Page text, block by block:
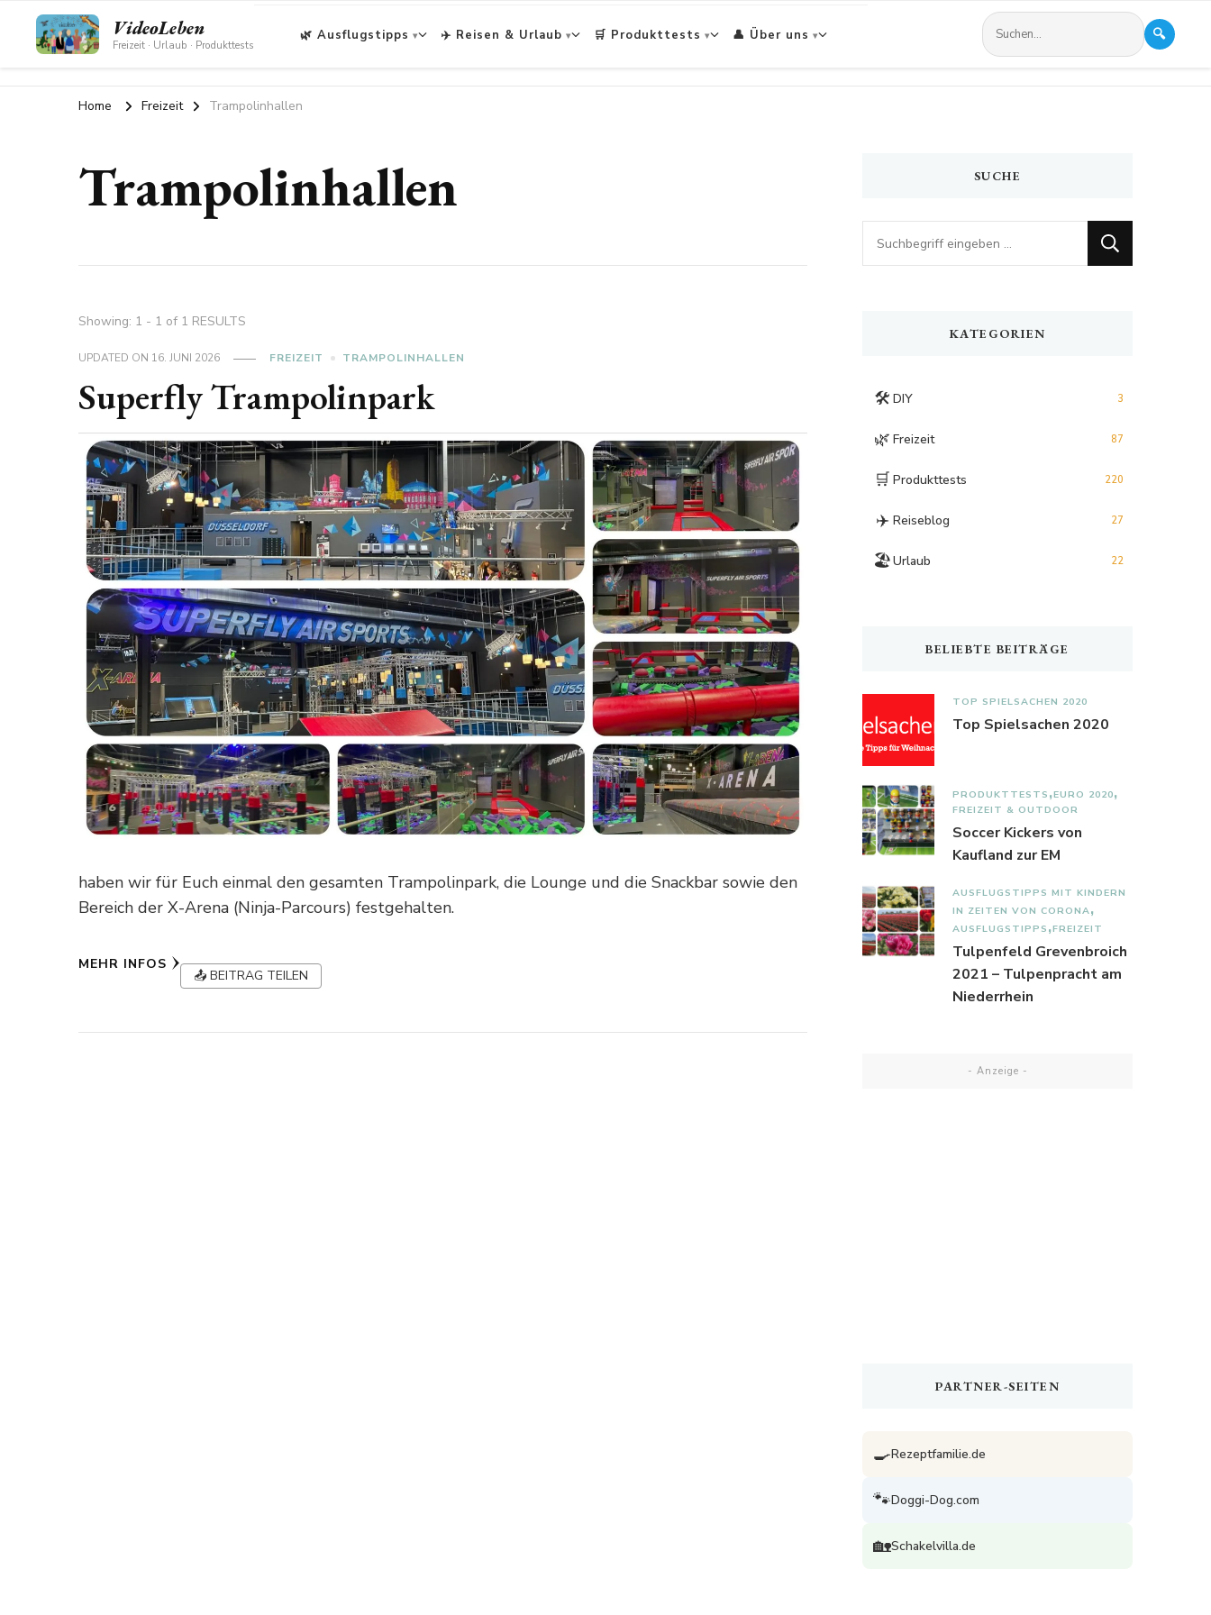
VideoLeben
Freizeit · Urlaub · Produkttests
🌿 Ausflugstipps ✈️ Reisen & Urlaub 🛒 Produkttests 👤 Über uns 🔍
Home Freizeit Trampolinhallen
Trampolinhallen
Showing: 1 - 1 of 1 RESULTS
UPDATED ON 16. JUNI 2026 FREIZEIT TRAMPOLINHALLEN
Superfly Trampolinpark
haben wir für Euch einmal den gesamten Trampolinpark, die Lounge und die Snackbar sowie den
Bereich der X-Arena (Ninja-Parcours) festgehalten.
MEHR INFOS
📤 BEITRAG TEILEN
SUCHE
Looking
for
KATEGORIEN
🛠️ DIY 3
🌿 Freizeit 87
🛒 Produkttests 220
✈️ Reiseblog 27
🏖️Urlaub 22
BELIEBTE BEITRÄGE
TOP SPIELSACHEN 2020
Top Spielsachen 2020
PRODUKTTESTS EURO 2020
FREIZEIT & OUTDOOR
Soccer Kickers von
Kaufland zur EM
AUSFLUGSTIPPS MIT KINDERN
IN ZEITEN VON CORONA
AUSFLUGSTIPPS FREIZEIT
Tulpenfeld Grevenbroich
2021 – Tulpenpracht am
Niederrhein
- Anzeige -
PARTNER-SEITEN
🍳Rezeptfamilie.de
🐾Doggi-Dog.com
🏡Schakelvilla.de